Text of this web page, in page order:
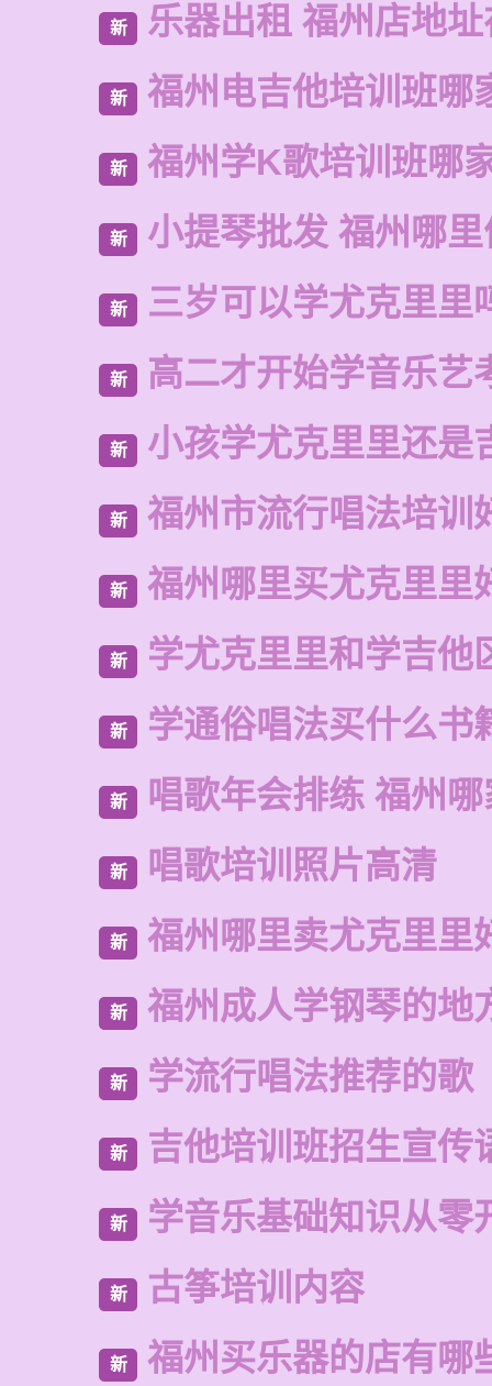
新 乐器出租 福州店地
新 福州电吉他培训班哪
新 福州学K歌培训班哪
新 小提琴批发 福州哪
新 三岁可以学尤克里里
新 高二才开始学音乐艺
新 小孩学尤克里里还是
新 福州市流行唱法培训
新 福州哪里买尤克里里
新 学尤克里里和学吉他
新 学通俗唱法买什么书
新 唱歌年会排练 福州
新 唱歌培训照片高清
新 福州哪里卖尤克里里
新 福州成人学钢琴的地
新 学流行唱法推荐的歌
新 吉他培训班招生宣传
新 学音乐基础知识从零
新 古筝培训内容
新 福州买乐器的店有哪